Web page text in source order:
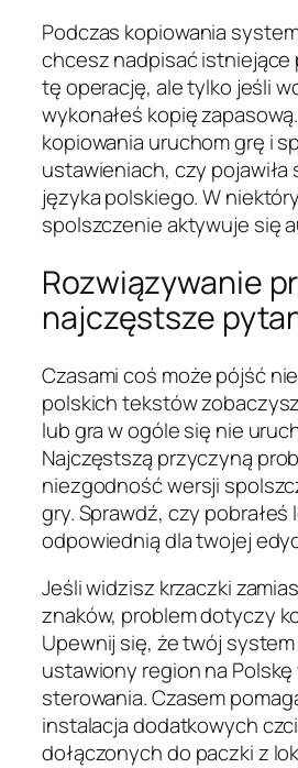
Podczas kopiowania
chcesz nadpisać istniejące
tę operację, ale tylko jeśli
wykonałeś kopię
kopiowania uruchom grę i
ustawieniach, czy pojawiła
języka polskiego. W
spolszczenie aktywuje się
Rozwiązywanie
najczęstsze
Czasami coś może pójść
polskich tekstów
lub gra w ogóle się nie
Najczęstszą przyczyną
niezgodność wersji
gry. Sprawdź, czy pobrałeś
odpowiednią dla twojej
Jeśli widzisz krzaczki
znaków, problem dotyczy
Upewnij się, że twój
ustawiony region na
sterowania. Czasem
instalacja dodatkowych
dołączonych do paczki z